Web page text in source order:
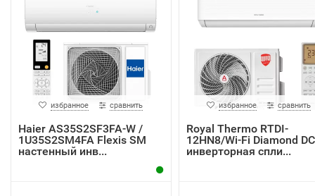
избранное сравнить
Haier AS35S2SF3FA-W /
1U35S2SM4FA Flexis SM
настенный инв...
избранное сравнить
Royal Thermo RTDI-
12HN8/Wi-Fi Diamond DC
инверторная спли...